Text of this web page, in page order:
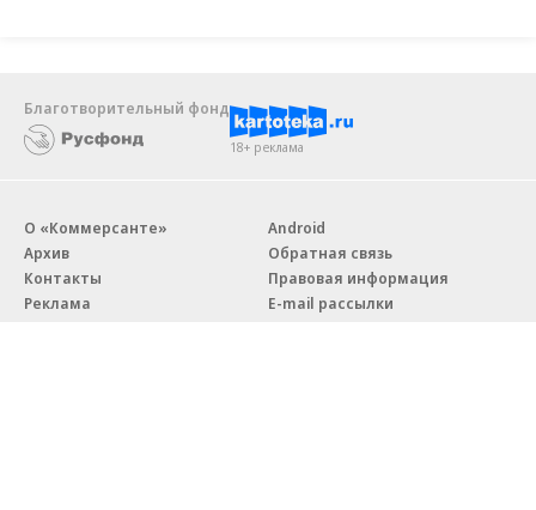
Благотворительный фонд
18+ реклама
О «Коммерсанте»
Архив
Контакты
Реклама
Android
Обратная связь
Правовая информация
E-mail рассылки